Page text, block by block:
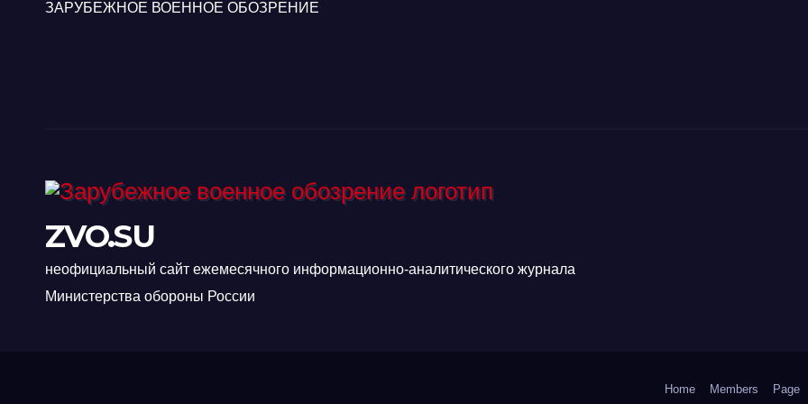
ЗАРУБЕЖНОЕ ВОЕННОЕ ОБОЗРЕНИЕ
ZVO.SU
неофициальный сайт ежемесячного информационно-аналитического журнала
Министерства обороны России
Home Members Page